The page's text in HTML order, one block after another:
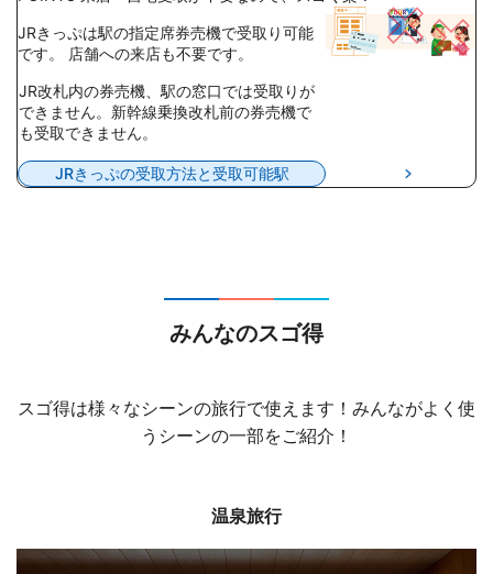
JRきっぷは駅の指定席券売機で受取り可能
です。 店舗への来店も不要です。
JR改札内の券売機、駅の窓口では受取りが
できません。新幹線乗換改札前の券売機で
も受取できません。
JRきっぷの受取方法と受取可能駅
みんなのスゴ得
スゴ得は様々なシーンの旅行で使えます！みんながよく使
うシーンの一部をご紹介！
温泉旅行